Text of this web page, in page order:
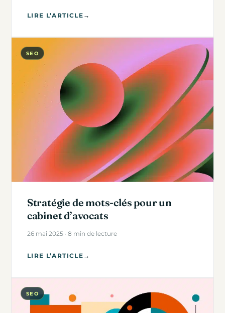
LIRE L’ARTICLE →
SEO
Stratégie de mots-clés pour un
cabinet d’avocats
26 mai 2025 · 8 min de lecture
LIRE L’ARTICLE →
SEO